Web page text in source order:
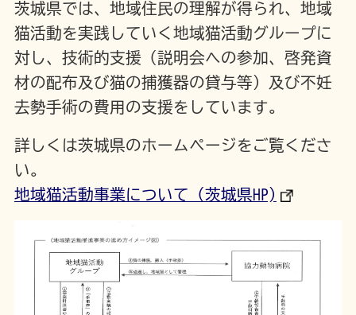
茨城県では、地域住民の理解が得られ、地域
猫活動を実践していく地域猫活動グループに
対し、技術的支援（説明会への参加、啓発資
材の配布及び猫の捕獲器の貸与等）及び不妊
去勢手術の費用の支援をしています。
詳しくは茨城県のホームページをご覧くださ
い。
地域猫活動事業について（茨城県HP)